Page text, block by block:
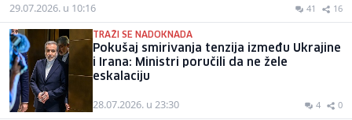
29.07.2026. u 10:16 41 16
TRAŽI SE NADOKNADA
Pokušaj smirivanja tenzija između Ukrajine
i Irana: Ministri poručili da ne žele
eskalaciju
28.07.2026. u 23:30 4 0